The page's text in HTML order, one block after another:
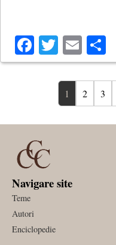
Facebook
Twitter
Email
1 2 3
Navigare site
Teme
Autori
Enciclopedie